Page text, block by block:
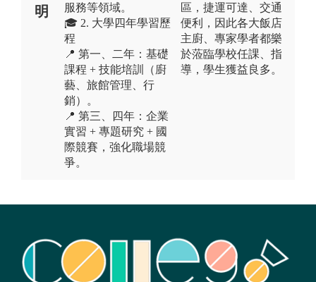
明
服務等領域。
🎓 2. 大學四年學習歷
程
📍 第一、二年：基礎
課程 + 技能培訓（廚
藝、旅館管理、行
銷）。
📍 第三、四年：企業
實習 + 專題研究 + 國
際競賽，強化職場競
爭。
區，捷運可達、交通
便利，因此各大飯店
主廚、專家學者都樂
於蒞臨學校任課、指
導，學生獲益良多。